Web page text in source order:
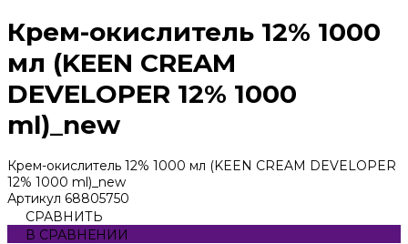
Крем-окислитель 12% 1000
мл (KEEN CREAM
DEVELOPER 12% 1000
ml)_new
Крем-окислитель 12% 1000 мл (KEEN CREAM DEVELOPER
12% 1000 ml)_new
Артикул 68805750
СРАВНИТЬ
В СРАВНЕНИИ